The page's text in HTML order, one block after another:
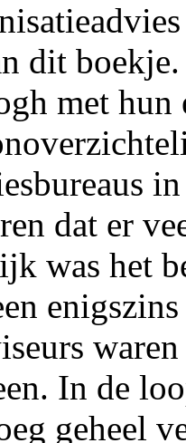
dit
met hun
dat er
was het
In de
geheel